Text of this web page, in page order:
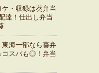
ケ・収録は葵弁当
達！仕出し弁当
東海一部なら葵弁
コスパも◎！弁当